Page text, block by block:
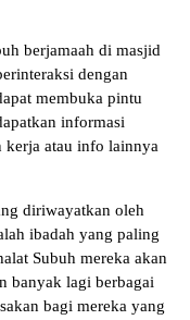
berjamaah di masjid
dengan
membuka pintu
informasi
kerja atau info lainnya
diriwayatkan oleh
ibadah yang paling
Subuh mereka akan
banyak lagi berbagai
bagi mereka yang